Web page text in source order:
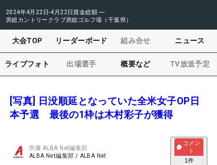
2024年4月22日-4月22日賞金総額 ―
房総カントリークラブ房総ゴルフ場（千葉県）
大会TOP リーダーボード 組み合せ ニュース
ライブフォト 出場選手 概要など TV放送予定
[写真] 日没順延となっていた全米女子OP日
本予選 最後の1枠は木村彩子が獲得
所属ALBA Net編集部
ALBA Net編集部 / ALBA Net
コメン
ト
1件